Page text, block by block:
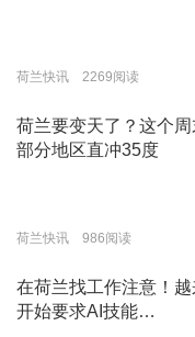
荷兰快讯 2269阅读
荷兰要变天了？这个
部分地区直冲35度
荷兰快讯 986阅读
在荷兰找工作注意！
开始要求AI技能…